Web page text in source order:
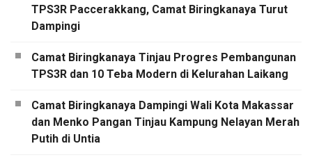
TPS3R Paccerakkang, Camat Biringkanaya Turut
Dampingi
Camat Biringkanaya Tinjau Progres Pembangunan
TPS3R dan 10 Teba Modern di Kelurahan Laikang
Camat Biringkanaya Dampingi Wali Kota Makassar
dan Menko Pangan Tinjau Kampung Nelayan Merah
Putih di Untia